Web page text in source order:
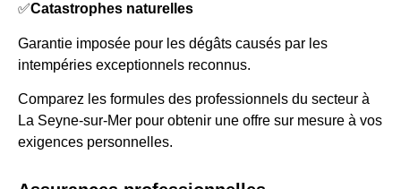
✅Catastrophes naturelles
Garantie imposée pour les dégâts causés par les
intempéries exceptionnels reconnus.
Comparez les formules des professionnels du secteur à
La Seyne-sur-Mer pour obtenir une offre sur mesure à vos
exigences personnelles.